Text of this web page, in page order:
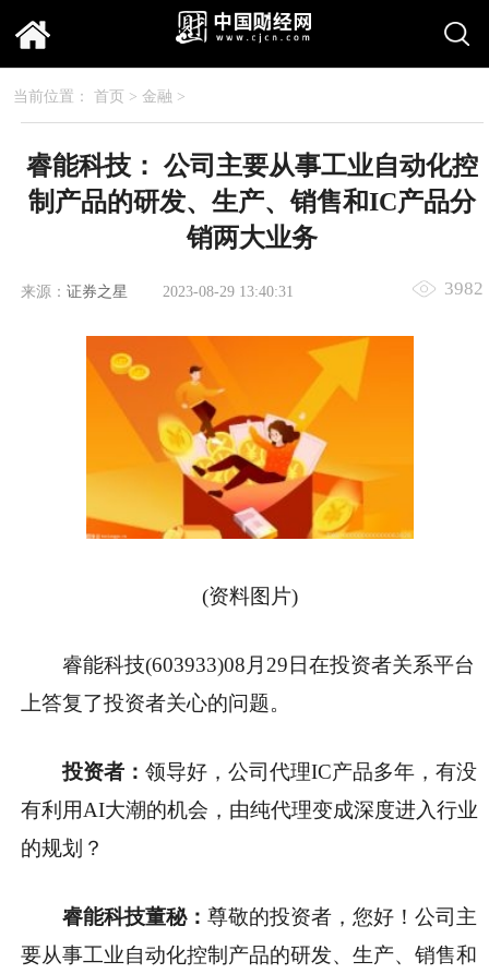
当前位置： 首页 > 金融 >
睿能科技： 公司主要从事工业自动化控
制产品的研发、生产、销售和IC产品分
销两大业务
来源： 证券之星 2023-08-29 13:40:31 3982
(资料图片)
睿能科技(603933)08月29日在投资者关系平台
上答复了投资者关心的问题。
投资者：领导好，公司代理IC产品多年，有没
有利用AI大潮的机会，由纯代理变成深度进入行业
的规划？
睿能科技董秘：尊敬的投资者，您好！公司主
要从事工业自动化控制产品的研发、生产、销售和